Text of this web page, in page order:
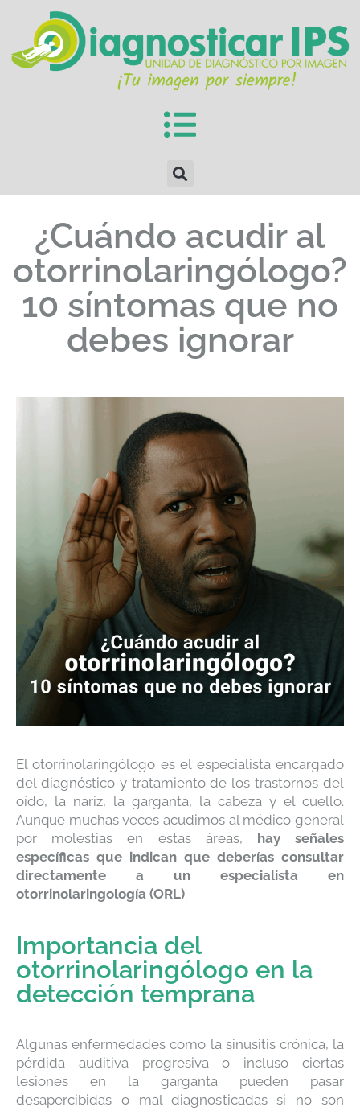
¿Cuándo acudir al
otorrinolaringólogo?
10 síntomas que no
debes ignorar
El otorrinolaringólogo es el especialista encargado
del diagnóstico y tratamiento de los trastornos del
oído, la nariz, la garganta, la cabeza y el cuello.
Aunque muchas veces acudimos al médico general
por molestias en estas áreas, hay señales
específicas que indican que deberías consultar
directamente a un especialista en
otorrinolaringología (ORL).
Importancia del
otorrinolaringólogo en la
detección temprana
Algunas enfermedades como la sinusitis crónica, la
pérdida auditiva progresiva o incluso ciertas
lesiones en la garganta pueden pasar
desapercibidas o mal diagnosticadas si no son